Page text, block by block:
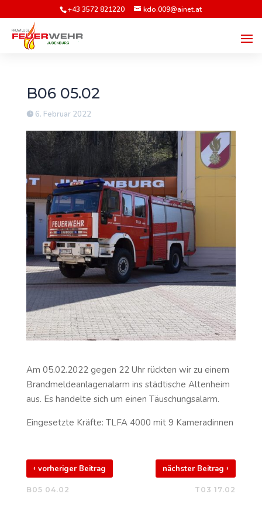
+43 3572 821220 kdo.009@ainet.at
B06 05.02
6. Februar 2022
Am 05.02.2022 gegen 22 Uhr rückten wir zu einem
Brandmeldeanlagenalarm ins städtische Altenheim
aus. Es handelte sich um einen Täuschungsalarm.
Eingesetzte Kräfte: TLFA 4000 mit 9 Kameradinnen
‹ vorheriger Beitrag
B05 04.02
nächster Beitrag›
T03 17.02